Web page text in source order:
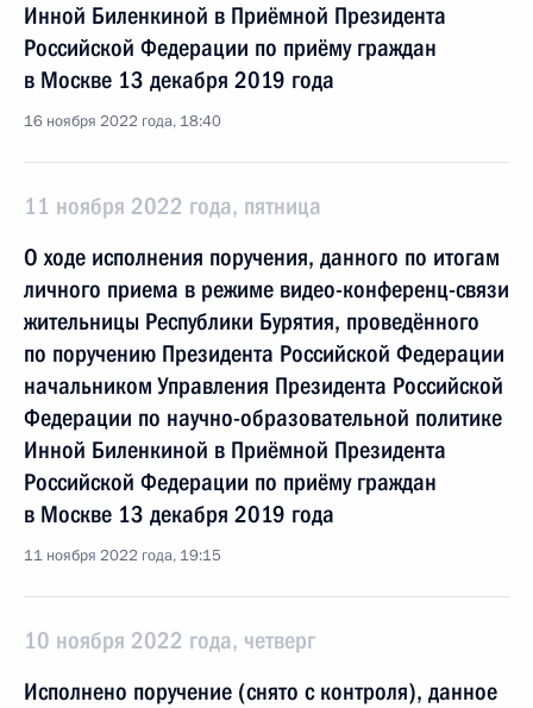
Инной Биленкиной в Приёмной Президента
Российской Федерации по приёму граждан
в Москве 13 декабря 2019 года
16 ноября 2022 года, 18:40
11 ноября 2022 года, пятница
О ходе исполнения поручения, данного по итогам
личного приема в режиме видео-конференц-связи
жительницы Республики Бурятия, проведённого
по поручению Президента Российской Федерации
начальником Управления Президента Российской
Федерации по научно-образовательной политике
Инной Биленкиной в Приёмной Президента
Российской Федерации по приёму граждан
в Москве 13 декабря 2019 года
11 ноября 2022 года, 19:15
10 ноября 2022 года, четверг
Исполнено поручение (снято с контроля), данное